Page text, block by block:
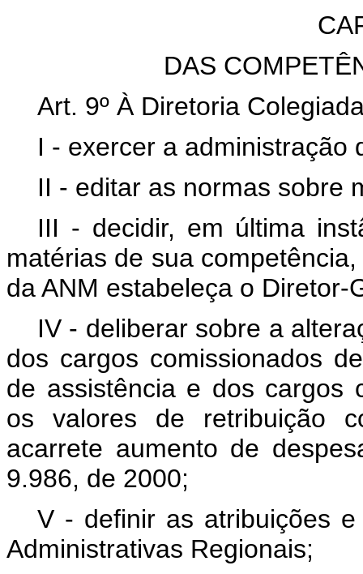
DAS
Art. 9º À Diretoria
I - exercer a administração
II - editar as normas sobre
III - decidir, em última
matérias de sua
da ANM estabeleça o
IV - deliberar sobre a
dos cargos comissionados
de assistência e dos cargos
os valores de retribuição
acarrete aumento de
9.986, de 2000;
V - definir as atribuições
Administrativas Regionais;